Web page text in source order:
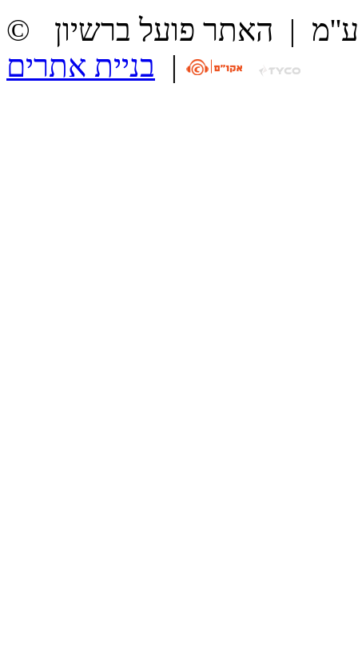
| האתר פועל ברשיון
| בניית אתרים